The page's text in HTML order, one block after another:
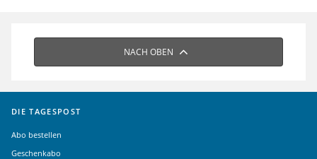
NACH OBEN
DIE TAGESPOST
Abo bestellen
Geschenkabo